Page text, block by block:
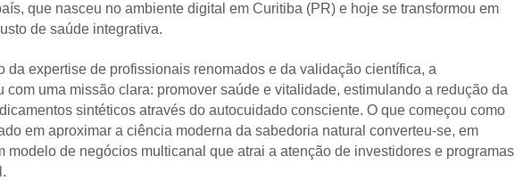
que nasceu no ambiente digital em Curitiba (PR) e hoje se transformou em
de saúde integrativa.
da expertise de profissionais renomados e da validação científica, a
com uma missão clara: promover saúde e vitalidade, estimulando a redução da
sintéticos através do autocuidado consciente. O que começou como
em aproximar a ciência moderna da sabedoria natural converteu-se, em
modelo de negócios multicanal que atrai a atenção de investidores e programas